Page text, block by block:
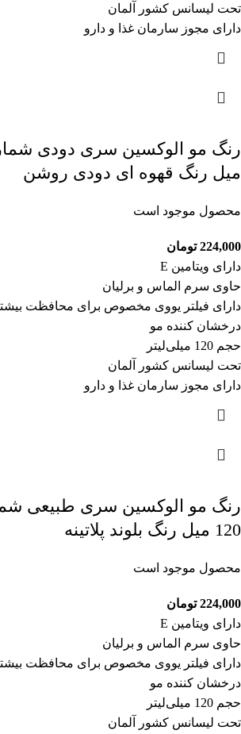
تحت لیسانس کشور آلمان
دارای مجوز سارمان غذا و دارو
میل رنگ قهوه ای دودی روشن
محصول موجود است
224,000 تومان
دارای ویتامین E
حاوی سرم الماس و برلیان
دارای فیلتر یووی مخصوص برای محافظت
درخشان کننده مو
حجم 120 میلی‌لیتر
تحت لیسانس کشور آلمان
دارای مجوز سارمان غذا و دارو
120 میل رنگ بلوند پلاتینه
محصول موجود است
224,000 تومان
دارای ویتامین E
حاوی سرم الماس و برلیان
دارای فیلتر یووی مخصوص برای محافظت
درخشان کننده مو
حجم 120 میلی‌لیتر
تحت لیسانس کشور آلمان